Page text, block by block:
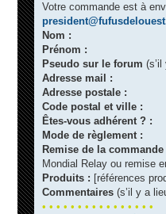
Votre commande est à
Nom :
Prénom :
Pseudo sur le forum
Adresse mail :
Adresse postale :
Code postal et ville :
Êtes-vous adhérent ? :
Mode de règlement :
Remise de la commande
Mondial Relay ou remise
Produits : [références
Commentaires(s’il y a
• • • • • • • • • • • • • • • •